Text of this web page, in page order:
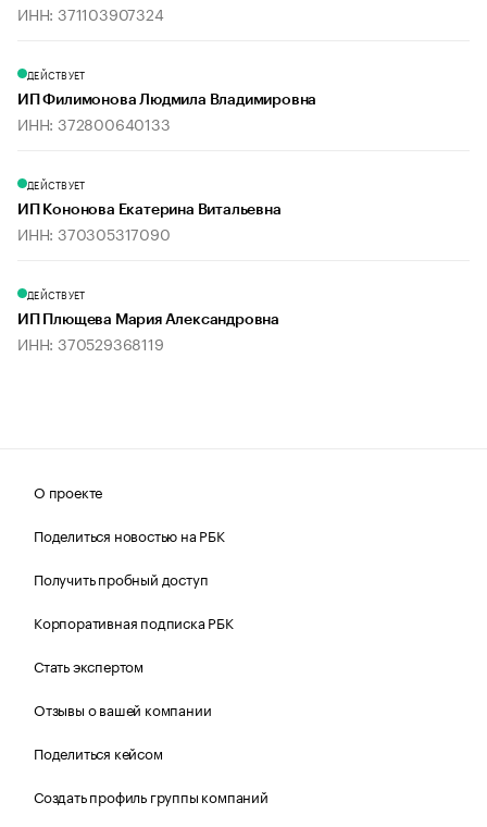
ИНН: 371103907324
ДЕЙСТВУЕТ
ИП Филимонова Людмила Владимировна
ИНН: 372800640133
ДЕЙСТВУЕТ
ИП Кононова Екатерина Витальевна
ИНН: 370305317090
ДЕЙСТВУЕТ
ИП Плющева Мария Александровна
ИНН: 370529368119
О проекте
Поделиться новостью на РБК
Получить пробный доступ
Корпоративная подписка РБК
Стать экспертом
Отзывы о вашей компании
Поделиться кейсом
Создать профиль группы компаний